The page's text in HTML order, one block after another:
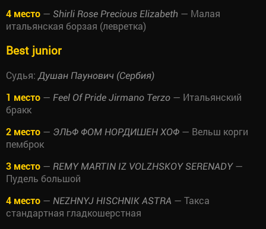
4 место — Shirli Rose Precious Elizabeth — Малая
итальянская борзая (левретка)
Best junior
Судья: Душан Паунович (Сербия)
1 место — Feel Of Pride Jirmano Terzo — Итальянский
бракк
2 место — ЭЛЬФ ФОМ НОРДИШЕН ХОФ — Вельш корги
пемброк
3 место — REMY MARTIN IZ VOLZHSKOY SERENADY—
Пудель большой
4 место — NEZHNYJ HISCHNIK ASTRA — Такса
стандартная гладкошерстная